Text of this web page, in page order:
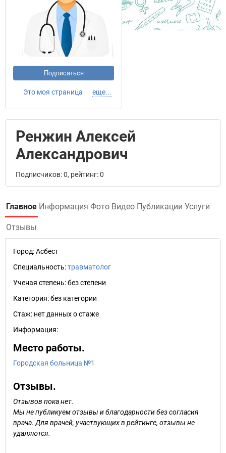
Подписаться
Это моя страница еще...
Ренжин Алексей
Александрович
Подписчиков: 0, рейтинг: 0
Главное Информация Фото Видео Публикации Услуги
Отзывы
Город:Асбест
Специальность:травматолог
Ученая степень:без степени
Категория:без категории
Стаж: нет данных о стаже
Информация:
Место работы.
Городская больница №1
Отзывы.
Отзывов пока нет.
Мы не публикуем отзывы и благодарности без согласия
врача. Для врачей, участвующих в рейтинге, отзывы не
удаляются.